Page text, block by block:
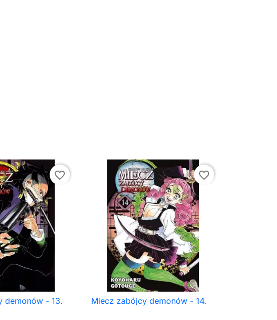
favorite_border
podgląd
demonów - 13.
favorite_border
 Szybki podgląd
Miecz zabójcy demonów - 14.